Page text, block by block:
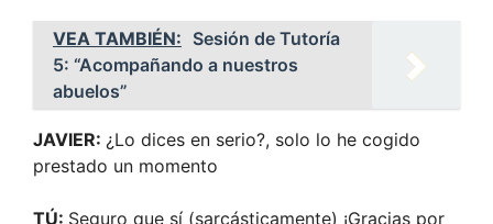
VEA TAMBIÉN: Sesión de Tutoría
5: “Acompañando a nuestros
abuelos”
JAVIER: ¿Lo dices en serio?, solo lo he cogido
prestado un momento
TÚ: Seguro que sí (sarcásticamente) ¡Gracias por